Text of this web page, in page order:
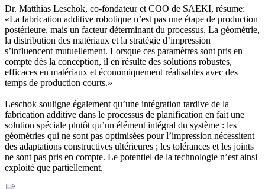
Dr. Matthias Leschok, co-fondateur et COO de SAEKI, résume:
«La fabrication additive robotique n’est pas une étape de production
postérieure, mais un facteur déterminant du processus. La géométrie,
la distribution des matériaux et la stratégie d’impression
s’influencent mutuellement. Lorsque ces paramètres sont pris en
compte dès la conception, il en résulte des solutions robustes,
efficaces en matériaux et économiquement réalisables avec des
temps de production courts.»
Leschok souligne également qu’une intégration tardive de la
fabrication additive dans le processus de planification en fait une
solution spéciale plutôt qu’un élément intégral du système : les
géométries qui ne sont pas optimisées pour l’impression nécessitent
des adaptations constructives ultérieures ; les tolérances et les joints
ne sont pas pris en compte. Le potentiel de la technologie n’est ainsi
exploité que partiellement.